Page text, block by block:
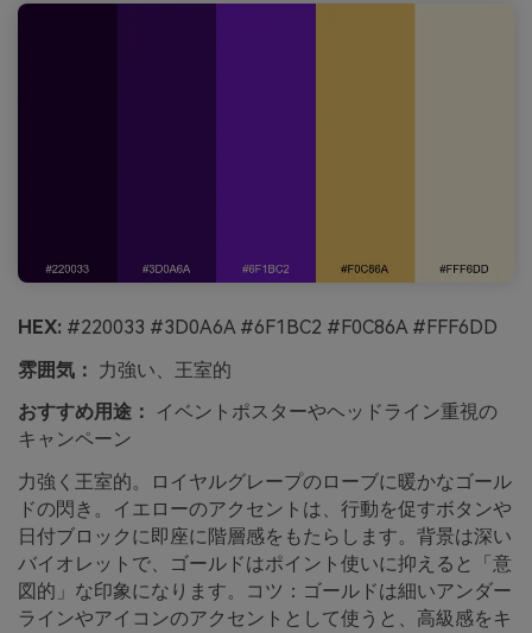
HEX: #220033 #3D0A6A #6F1BC2 #F0C86A #FFF6DD
雰囲気： 力強い、王室的
おすすめ用途：
イベントポスターやヘッドライン重視の
キャンペーン
力強く王室的。ロイヤルグレープのローブに暖かなゴール
ドの閃き。イエローのアクセントは、行動を促すボタンや
日付ブロックに即座に階層感をもたらします。背景は深い
バイオレットで、ゴールドはポイント使いに抑えると「意
図的」な印象になります。コツ：ゴールドは細いアンダー
ラインやアイコンのアクセントとして使うと、高級感をキ